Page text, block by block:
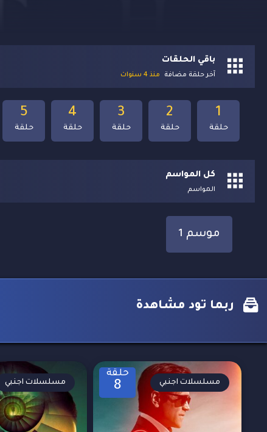
باقي الحلقات
آخر حلقة مضافة منذ 4 سنوات
5
حلقة
4
حلقة
3
حلقة
2
حلقة
1
حلقة
كل المواسم
المواسم
موسم 1
ربما تود مشاهدة
حلقة
8 مسلسلات اجنبي مسلسلات اجنبي